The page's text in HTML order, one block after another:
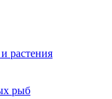
растения
рыб